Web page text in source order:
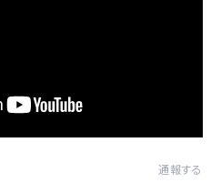
通報する